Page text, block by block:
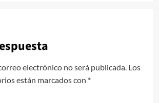
electrónico no será publicada. Los
están marcados con *